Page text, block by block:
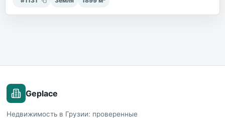
Geplace
Недвижимость в Грузии: проверенные